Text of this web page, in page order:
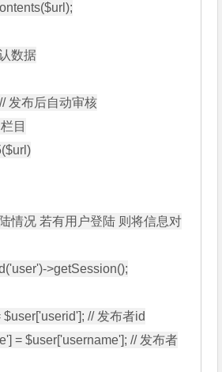
数据
情况 若有用户登陆 则将信息对
>getSession();